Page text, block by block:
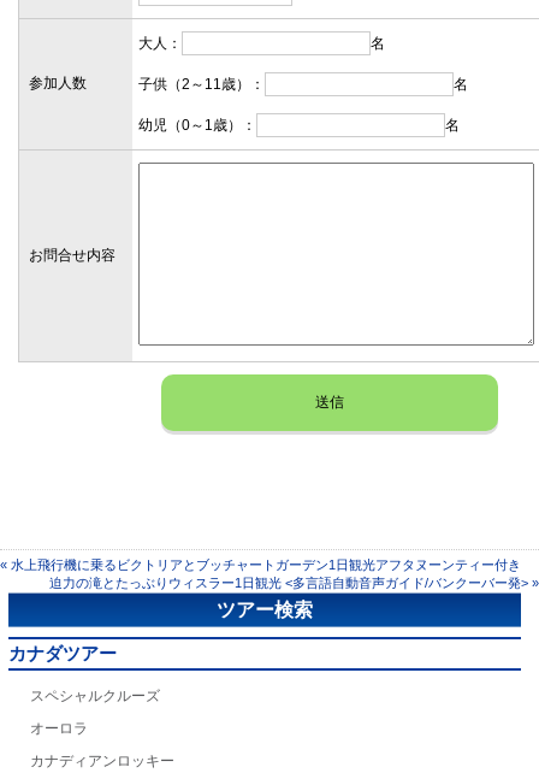
参加人数
大人： 名
子供（2～11歳）： 名
幼児（0～1歳）： 名
お問合せ内容
« 水上飛行機に乗るビクトリアとブッチャートガーデン1日観光アフタヌーンティー付き
迫力の滝とたっぶりウィスラー1日観光 <多言語自動音声ガイド/バンクーバー発> »
ツアー検索
カナダツアー
スペシャルクルーズ
オーロラ
カナディアンロッキー